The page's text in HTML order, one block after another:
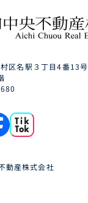
区名駅３丁目4番13号
動産株式会社